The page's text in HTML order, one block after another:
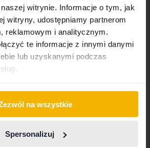
witrynie. Informacje o tym, jak
witryny, udostępniamy partnerom
reklamowym i analitycznym.
te informacje z innymi danymi
lub uzyskanymi podczas
na wszystkie
Spersonalizuj
Elektryczny/benzyna
224 000 SEK
1 908 SEK/miesiąc